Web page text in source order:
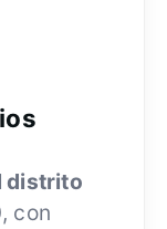
distrito
con